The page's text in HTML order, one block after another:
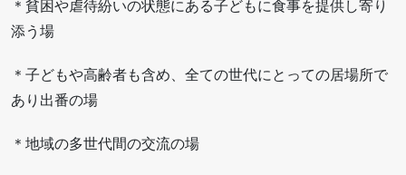
＊貧困や虐待紛いの状態にある子どもに食事を提供し寄り
添う場
＊子どもや高齢者も含め、全ての世代にとっての居場所で
あり出番の場
＊地域の多世代間の交流の場